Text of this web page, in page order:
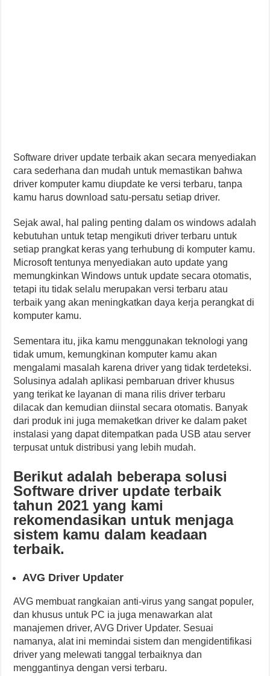
Software driver update terbaik akan secara menyediakan
cara sederhana dan mudah untuk memastikan bahwa
driver komputer kamu diupdate ke versi terbaru, tanpa
kamu harus download satu-persatu setiap driver.
Sejak awal, hal paling penting dalam os windows adalah
kebutuhan untuk tetap mengikuti driver terbaru untuk
setiap prangkat keras yang terhubung di komputer kamu.
Microsoft tentunya menyediakan auto update yang
memungkinkan Windows untuk update secara otomatis,
tetapi itu tidak selalu merupakan versi terbaru atau
terbaik yang akan meningkatkan daya kerja perangkat di
komputer kamu.
Sementara itu, jika kamu menggunakan teknologi yang
tidak umum, kemungkinan komputer kamu akan
mengalami masalah karena driver yang tidak terdeteksi.
Solusinya adalah aplikasi pembaruan driver khusus
yang terikat ke layanan di mana rilis driver terbaru
dilacak dan kemudian diinstal secara otomatis. Banyak
dari produk ini juga memaketkan driver ke dalam paket
instalasi yang dapat ditempatkan pada USB atau server
terpusat untuk distribusi yang lebih mudah.
Berikut adalah beberapa solusi
Software driver update terbaik
tahun 2021 yang kami
rekomendasikan untuk menjaga
sistem kamu dalam keadaan
terbaik.
AVG Driver Updater
AVG membuat rangkaian anti-virus yang sangat populer,
dan khusus untuk PC ia juga menawarkan alat
manajemen driver, AVG Driver Updater. Sesuai
namanya, alat ini memindai sistem dan mengidentifikasi
driver yang melewati tanggal terbaiknya dan
menggantinya dengan versi terbaru.